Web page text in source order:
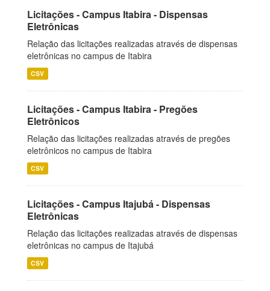
Licitações - Campus Itabira - Dispensas
Eletrônicas
Relação das licitações realizadas através de dispensas
eletrônicas no campus de Itabira
CSV
Licitações - Campus Itabira - Pregões
Eletrônicos
Relação das licitações realizadas através de pregões
eletrônicos no campus de Itabira
CSV
Licitações - Campus Itajubá - Dispensas
Eletrônicas
Relação das licitações realizadas através de dispensas
eletrônicas no campus de Itajubá
CSV